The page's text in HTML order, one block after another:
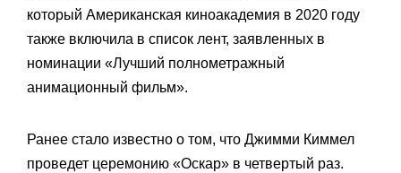
который Американская киноакадемия в 2020 году
также включила в список лент, заявленных в
номинации «Лучший полнометражный
анимационный фильм».
Ранее стало известно о том, что Джимми Киммел
проведет церемонию «Оскар» в четвертый раз.